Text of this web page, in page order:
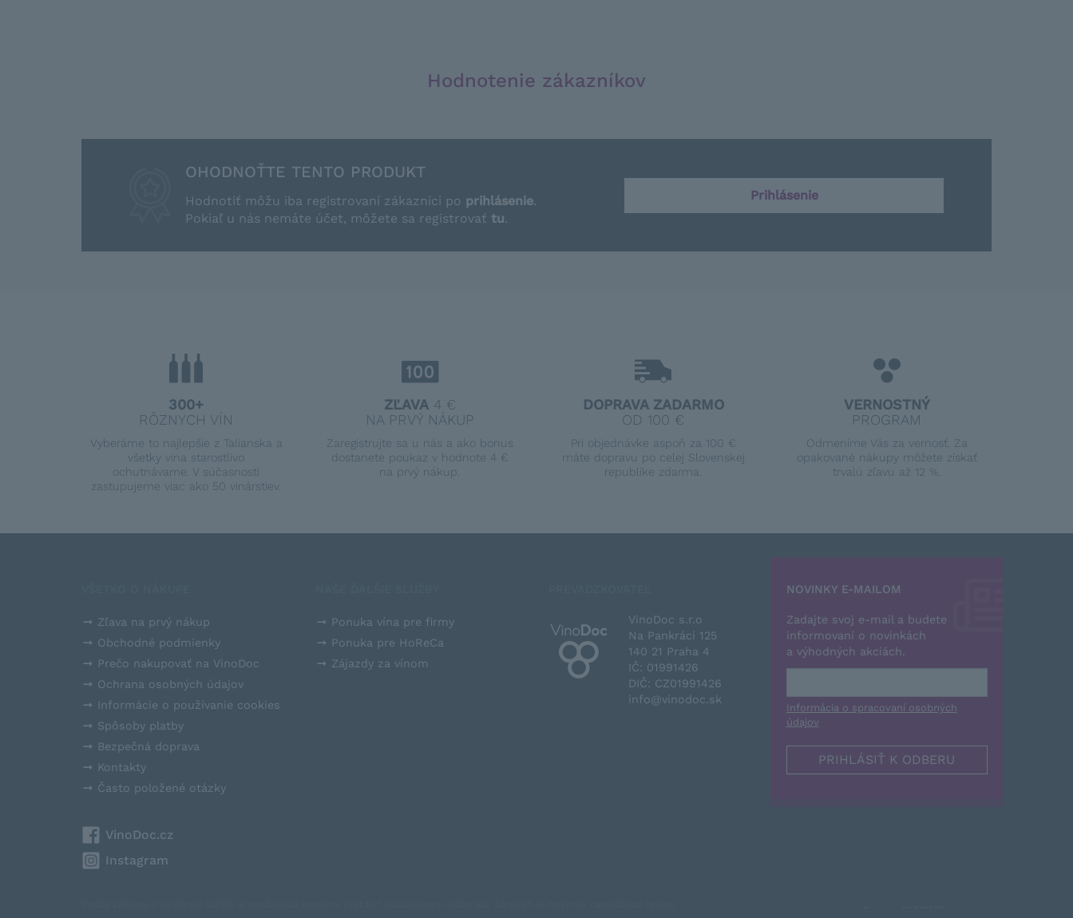
Hodnotenie zákazníkov
OHODNOŤTE TENTO PRODUKT
Hodnotiť môžu iba registrovaní zákazníci po prihlásenie.
Pokiaľ u nás nemáte účet, môžete sa registrovať tu.
Prihlásenie
300+
RÔZNYCH VÍN
Vyberáme to najlepšie z Talianska a
všetky vína starostlivo
ochutnávame. V súčasnosti
zastupujeme viac ako 50 vinárstiev.
ZĽAVA4 €
NA PRVÝ NÁKUP
Zaregistrujte sa u nás a ako bonus
dostanete poukaz v hodnote 4 €
na prvý nákup.
DOPRAVA ZADARMO
OD 100 €
Pri objednávke aspoň za 100 €
máte dopravu po celej Slovenskej
republike zdarma.
VERNOSTNÝ
PROGRAM
Odmeníme Vás za vernosť. Za
opakované nákupy môžete získať
trvalú zľavu až 12 %.
Zľava na prvý nákup
Obchodné podmienky
Prečo nakupovať na VinoDoc
Ochrana osobných údajov
Informácie o používanie cookies
Spôsoby platby
Bezpečná doprava
Kontakty
Často položené otázky
VinoDoc.cz
Instagram
Ponuka vína pre firmy
Ponuka pre HoReCa
Zájazdy za vínom
VinoDoc s.r.o
Na Pankráci 125
140 21 Praha 4
IČ: 01991426
DIČ: CZ01991426
info@vinodoc.sk
NOVINKY E-MAILOM
Zadajte svoj e-mail a budete
informovaní o novinkách
a výhodných akciách.
Informácia o spracovaní osobných
údajov